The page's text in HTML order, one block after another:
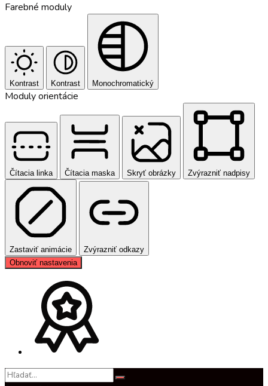
Farebné moduly
Kontrast Kontrast Monochromatický
Moduly orientácie
Čítacia linka Čítacia maska Skryť obrázky Zvýrazniť nadpisy
Zastaviť animácie
Zvýrazniť odkazy
Obnoviť nastavenia